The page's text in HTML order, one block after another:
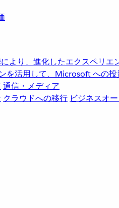
より、進化したエクスペリエ
を活用して、Microsoft への投
通信・メディア
クラウドへの移行 ビジネスオ